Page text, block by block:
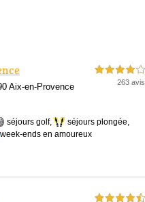
Aix-en-Provence
4,0 étoiles sur 5
263 avis
séjours golf, séjours plongée
week-ends en amoureux
4,5 étoiles sur 5